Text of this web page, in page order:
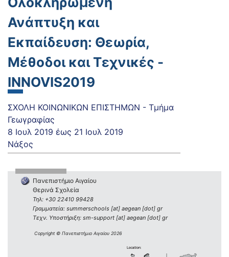
Ανάπτυξη και
Εκπαίδευση: Θεωρία,
Μέθοδοι και Τεχνικές -
INNOVIS2019
ΣΧΟΛΗ ΚΟΙΝΩΝΙΚΩΝ ΕΠΙΣΤΗΜΩΝ - Τμήμα
Γεωγραφίας
8 Ιουλ 2019 έως 21 Ιουλ 2019
Νάξος
Πανεπιστήμιο Αιγαίου
Θερινά Σχολεία
Τηλ: +30 22410 99428
Γραμματεία: summerschools [at] aegean [dot] gr
Τεχν. Υποστήριξη: sm-support [at] aegean [dot] gr
Copyright © Πανεπιστήμιο Αιγαίου 2026